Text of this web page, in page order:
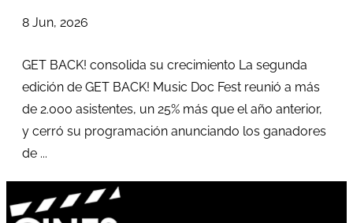
8 Jun, 2026
GET BACK! consolida su crecimiento La segunda
edición de GET BACK! Music Doc Fest reunió a más
de 2.000 asistentes, un 25% más que el año anterior,
y cerró su programación anunciando los ganadores
de ...